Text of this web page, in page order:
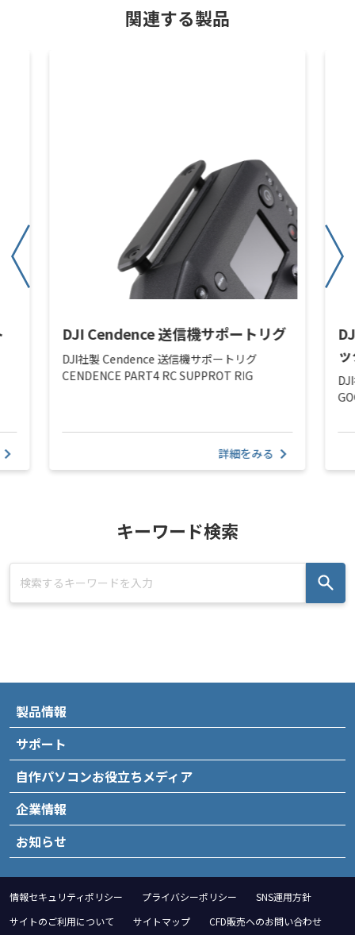
関連する製品
DJI Cendence 送信機サポートリグ
DJI社製 Cendence 送信機サポートリグ
CENDENCE PART4 RC SUPPROT RIG
詳細をみる
キーワード検索
製品情報
サポート
自作パソコンお役立ちメディア
企業情報
お知らせ
情報セキュリティポリシー プライバシーポリシー
SNS運用方針
サイトのご利用について
サイトマップ CFD販売へのお問い合わせ